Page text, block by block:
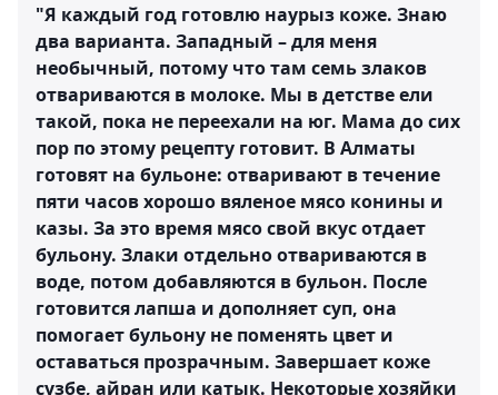
"Я каждый год готовлю наурыз коже. Знаю
два варианта. Западный – для меня
необычный, потому что там семь злаков
отвариваются в молоке. Мы в детстве ели
такой, пока не переехали на юг. Мама до сих
пор по этому рецепту готовит. В Алматы
готовят на бульоне: отваривают в течение
пяти часов хорошо вяленое мясо конины и
казы. За это время мясо свой вкус отдает
бульону. Злаки отдельно отвариваются в
воде, потом добавляются в бульон. После
готовится лапша и дополняет суп, она
помогает бульону не поменять цвет и
оставаться прозрачным. Завершает коже
сузбе, айран или катык. Некоторые хозяйки